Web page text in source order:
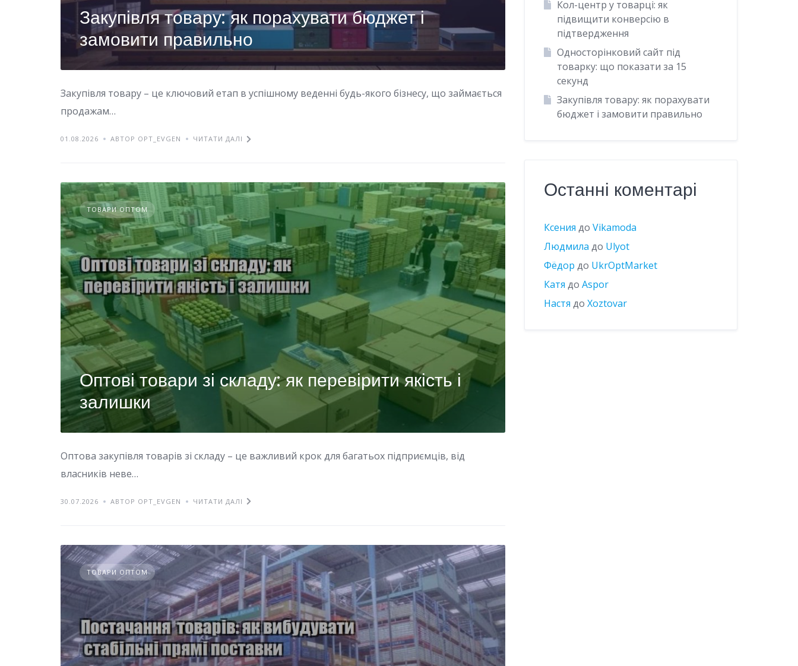
Закупівля товару: як порахувати бюджет і
замовити правильно
Закупівля товару – це ключовий етап в успішному веденні будь-якого бізнесу, що займається
продажам…
01.08.2026 АВТОР OPT_EVGEN ЧИТАТИ ДАЛІ
ТОВАРИ ОПТОМ
Оптові товари зі складу: як перевірити якість і
залишки
Оптова закупівля товарів зі складу – це важливий крок для багатьох підприємців, від
власників неве…
30.07.2026 АВТОР OPT_EVGEN ЧИТАТИ ДАЛІ
ТОВАРИ ОПТОМ
Кол-центр у товарці: як
підвищити конверсію в
підтвердження
Односторінковий сайт під
товарку: що показати за 15
секунд
Закупівля товару: як порахувати
бюджет і замовити правильно
Останні коментарі
Ксения доVikamoda
Людмила до Ulyot
Фёдор до UkrOptMarket
Катя доAspor
Настя доXoztovar